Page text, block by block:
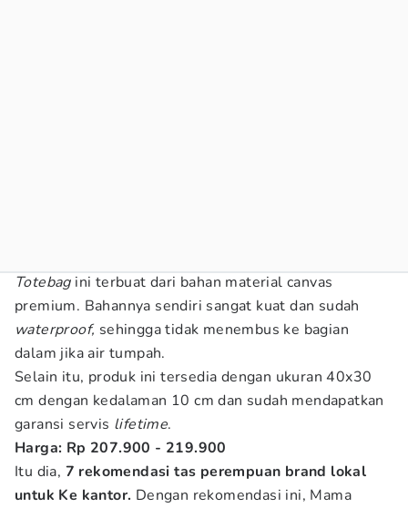
Totebag ini terbuat dari bahan material canvas
premium. Bahannya sendiri sangat kuat dan sudah
waterproof, sehingga tidak menembus ke bagian
dalam jika air tumpah.
Selain itu, produk ini tersedia dengan ukuran 40x30
cm dengan kedalaman 10 cm dan sudah mendapatkan
garansi servis lifetime.
Harga: Rp 207.900 - 219.900
Itu dia, 7 rekomendasi tas perempuan brand lokal
untuk Ke kantor. Dengan rekomendasi ini, Mama